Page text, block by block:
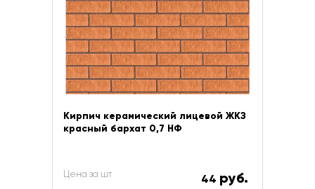
Кирпич керамический лицевой ЖКЗ
красный бархат 0,7 НФ
Цена за шт 44 руб.